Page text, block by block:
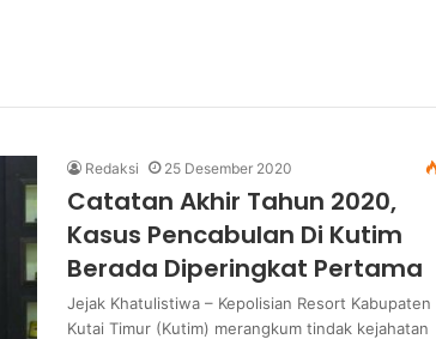
Redaksi 25 Desember 2020
Catatan Akhir Tahun 2020,
Kasus Pencabulan Di Kutim
Berada Diperingkat Pertama
Jejak Khatulistiwa – Kepolisian Resort Kabupaten
Kutai Timur (Kutim) merangkum tindak kejahatan